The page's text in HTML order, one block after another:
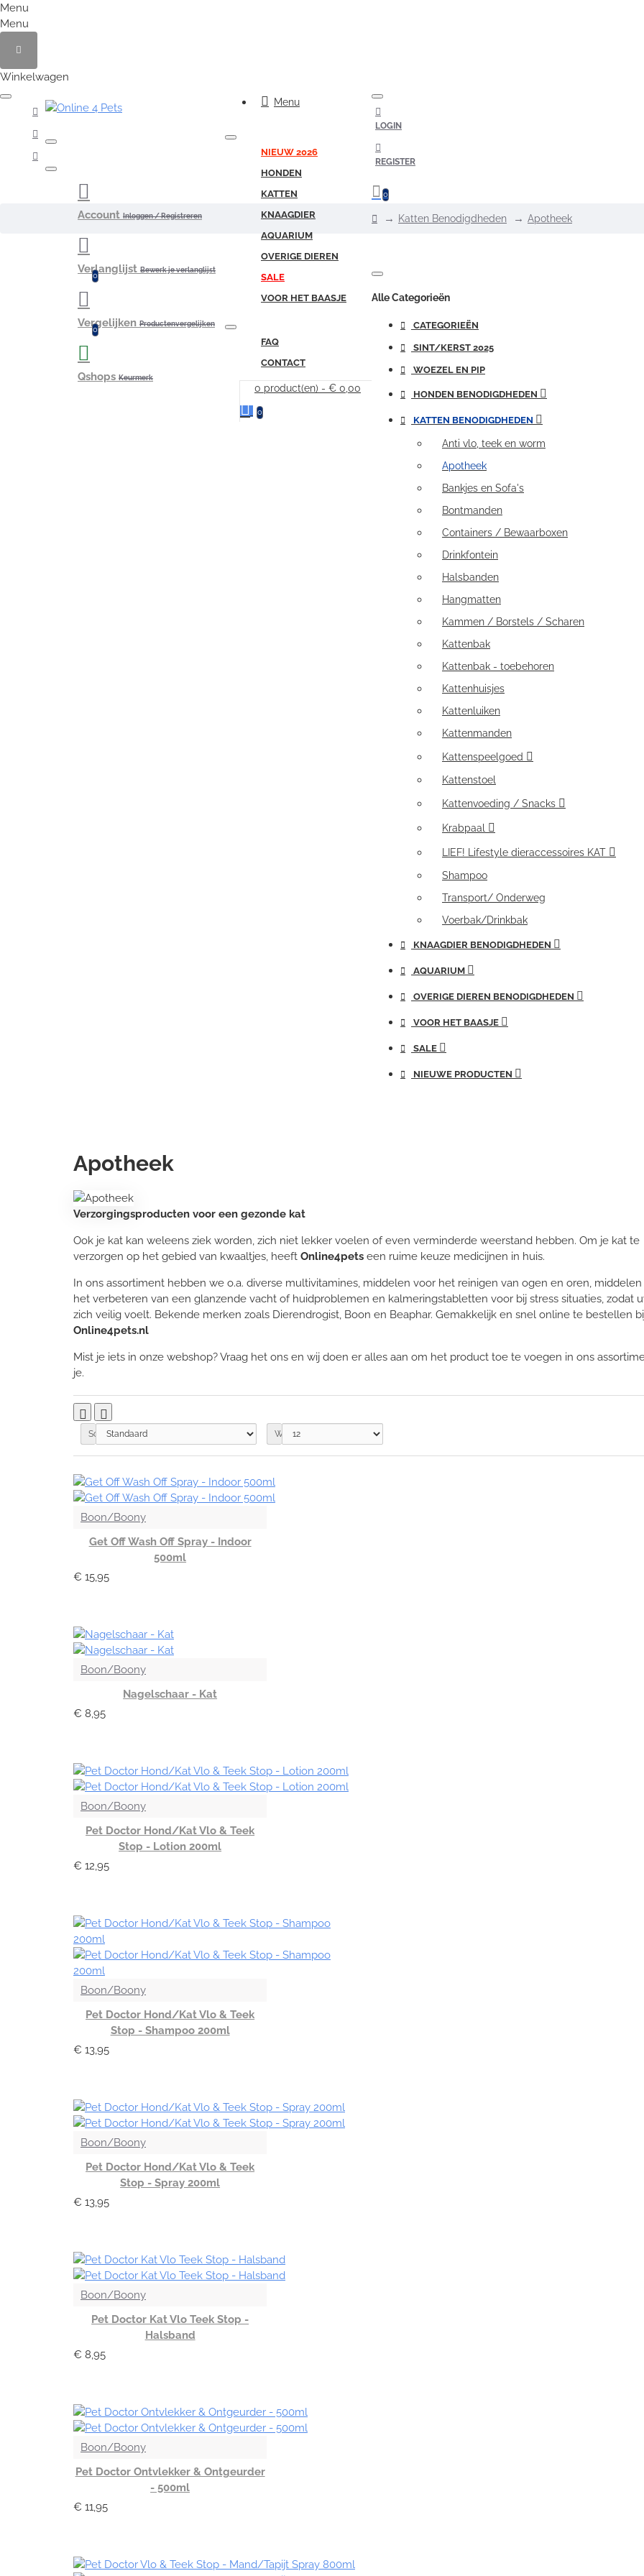
Menu
Menu
Winkelwagen
Account Inloggen / Registreren
Verlanglijst Bewerk je verlanglijst
0
Vergelijken Productenvergelijken
0
Qshops Keurmerk
Menu
NIEUW 2026
HONDEN
KATTEN
KNAAGDIER
AQUARIUM
OVERIGE DIEREN
SALE
VOOR HET BAASJE
FAQ
CONTACT
0 product(en) - € 0,00
0
LOGIN
REGISTER
0
homeKatten Benodigdheden Apotheek
Alle Categorieën
CATEGORIEËN
SINT/KERST 2025
WOEZEL EN PIP
HONDEN BENODIGDHEDEN
KATTEN BENODIGDHEDEN
Anti vlo, teek en worm
Apotheek
Bankjes en Sofa's
Bontmanden
Containers / Bewaarboxen
Drinkfontein
Halsbanden
Hangmatten
Kammen / Borstels / Scharen
Kattenbak
Kattenbak - toebehoren
Kattenhuisjes
Kattenluiken
Kattenmanden
Kattenspeelgoed
Kattenstoel
Kattenvoeding / Snacks
Krabpaal
LIEF! Lifestyle dieraccessoires KAT
Shampoo
Transport/ Onderweg
Voerbak/Drinkbak
KNAAGDIER BENODIGDHEDEN
AQUARIUM
OVERIGE DIEREN BENODIGDHEDEN
VOOR HET BAASJE
SALE
NIEUWE PRODUCTEN
Apotheek
Verzorgingsproducten voor een gezonde kat
Ook je kat kan weleens ziek worden, zich niet lekker voelen of even verminderde weerstand hebben. Om je kat te
verzorgen op het gebied van kwaaltjes, heeft Online4pets een ruime keuze medicijnen in huis.
In ons assortiment hebben we o.a. diverse multivitamines, middelen voor het reinigen van ogen en oren,
het verbeteren van een glanzende vacht of huidproblemen en kalmeringstabletten voor bij stress situaties, zodat
zich veilig voelt. Bekende merken zoals Dierendrogist, Boon en Beaphar. Gemakkelijk en snel online te bestellen
Online4pets.nl
Mist je iets in onze webshop? Vraag het ons en wij doen er alles aan om het product toe te voegen in ons
je.
Sorteren op: Weergegeven:
Boon/Boony
Get Off Wash Off Spray - Indoor
500ml
€ 15,95
Boon/Boony
Nagelschaar - Kat
€ 8,95
Boon/Boony
Pet Doctor Hond/Kat Vlo & Teek
Stop - Lotion 200ml
€ 12,95
Boon/Boony
Pet Doctor Hond/Kat Vlo & Teek
Stop - Shampoo 200ml
€ 13,95
Boon/Boony
Pet Doctor Hond/Kat Vlo & Teek
Stop - Spray 200ml
€ 13,95
Boon/Boony
Pet Doctor Kat Vlo Teek Stop -
Halsband
€ 8,95
Boon/Boony
Pet Doctor Ontvlekker & Ontgeurder
- 500ml
€ 11,95